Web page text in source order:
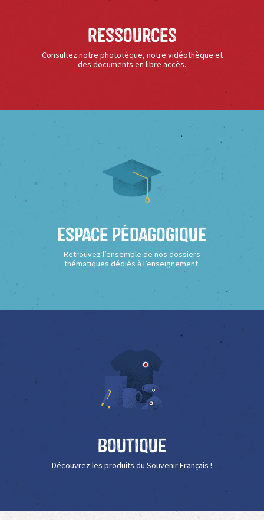
Ressources
Consultez notre phototèque, notre vidéothèque et
des documents en libre accès.
Espace Pédagogique
Retrouvez l’ensemble de nos dossiers
thématiques dédiés à l’enseignement.
Boutique
Découvrez les produits du Souvenir Français !